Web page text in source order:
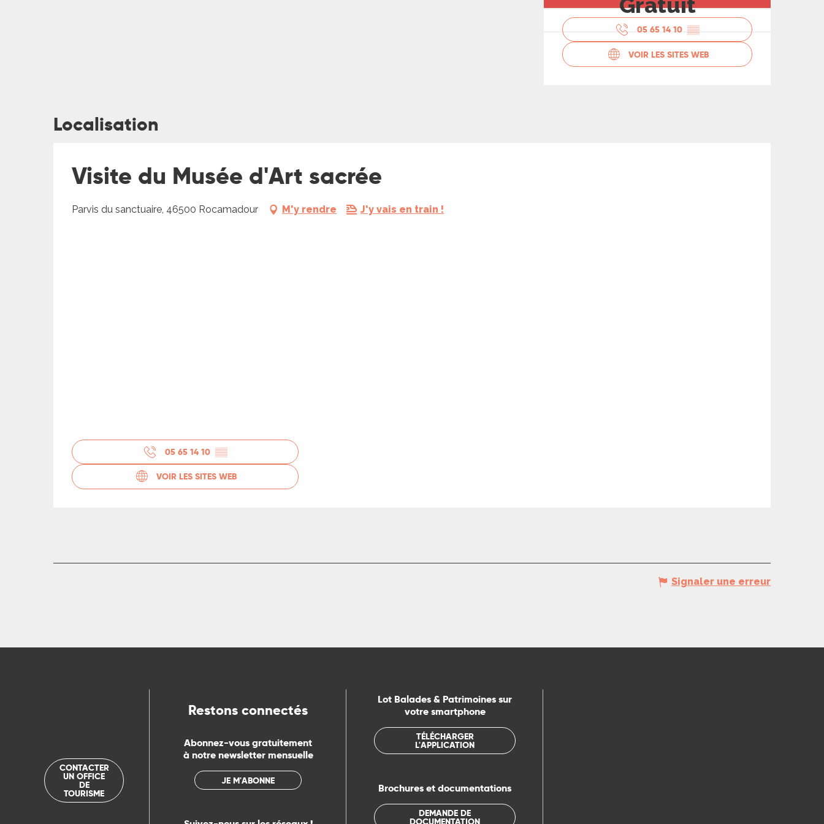
05 65 14 10 ▒▒
VOIR LES SITES WEB
Localisation
Visite du Musée d'Art sacrée
Parvis du sanctuaire, 46500 Rocamadour M'y rendre J'y vais en train !
05 65 14 10 ▒▒
VOIR LES SITES WEB
Signaler une erreur
CONTACTER
UN OFFICE
DE
TOURISME
Restons connectés
Abonnez-vous gratuitement
à notre newsletter mensuelle
JE M'ABONNE
Lot Balades & Patrimoines sur
votre smartphone
TÉLÉCHARGER
L'APPLICATION
Brochures et documentations
DEMANDE DE
DOCUMENTATION